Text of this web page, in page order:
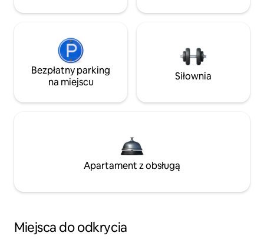
Bezpłatny parking
na miejscu
Siłownia
Apartament z obsługą
Miejsca do odkrycia